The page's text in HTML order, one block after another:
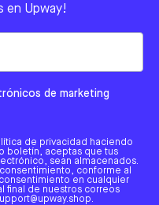
en Upway!
de marketing
de privacidad haciendo
boletín, aceptas que tus
sean almacenados.
conforme al
consentimiento en cualquier
final de nuestros correos